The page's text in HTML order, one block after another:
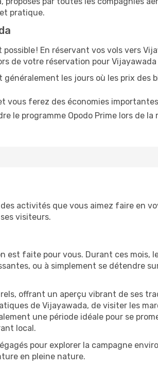
pratique.
! En réservant vos vols vers
de votre réservation pour Vijayawada
généralement les jours où les prix des
vous ferez des économies
le programme Opodo Prime lors de
activités que vous aimez faire en
visiteurs.
est faite pour vous. Durant ces mois,
ou à simplement se détendre
offrant un aperçu vibrant de ses
de Vijayawada, de visiter les
une période idéale pour se
local.
pour explorer la campagne
en pleine nature.